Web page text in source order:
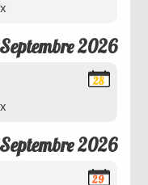
2026
28
2026
29